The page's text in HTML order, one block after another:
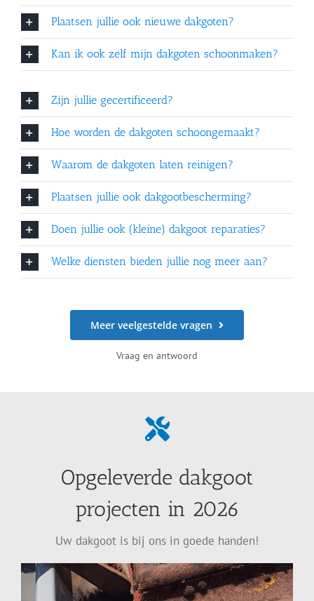
Plaatsen jullie ook nieuwe dakgoten?
Kan ik ook zelf mijn dakgoten schoonmaken?
Zijn jullie gecertificeerd?
Hoe worden de dakgoten schoongemaakt?
Waarom de dakgoten laten reinigen?
Plaatsen jullie ook dakgootbescherming?
Doen jullie ook (kleine) dakgoot reparaties?
Welke diensten bieden jullie nog meer aan?
Meer veelgestelde vragen
Vraag en antwoord
Opgeleverde dakgoot
projecten in 2026
Uw dakgoot is bij ons in goede handen!